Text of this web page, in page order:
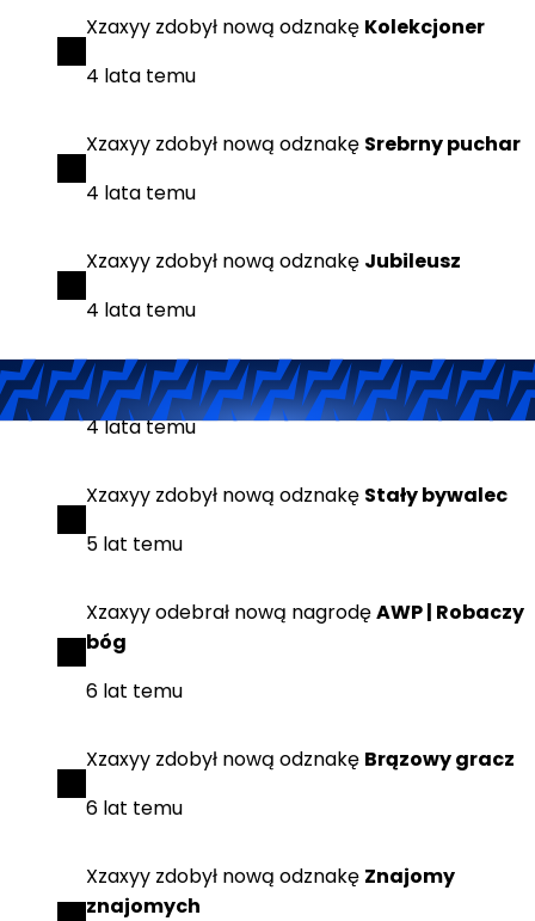
Xzaxyy zdobył nową odznakę Kolekcjoner
4 lata temu
Xzaxyy zdobył nową odznakę Srebrny puchar
4 lata temu
Xzaxyy zdobył nową odznakę Jubileusz
4 lata temu
Xzaxyy zdobyłnową odznakęAntyTerrorysta
4 lata temu
Xzaxyy zdobył nową odznakę Stały bywalec
5 lat temu
Xzaxyyodebrał nową nagrodęAWP | Robaczy
bóg
6 lat temu
Xzaxyy zdobył nową odznakę Brązowy gracz
6 lat temu
Xzaxyy zdobył nową odznakę Znajomy
znajomych